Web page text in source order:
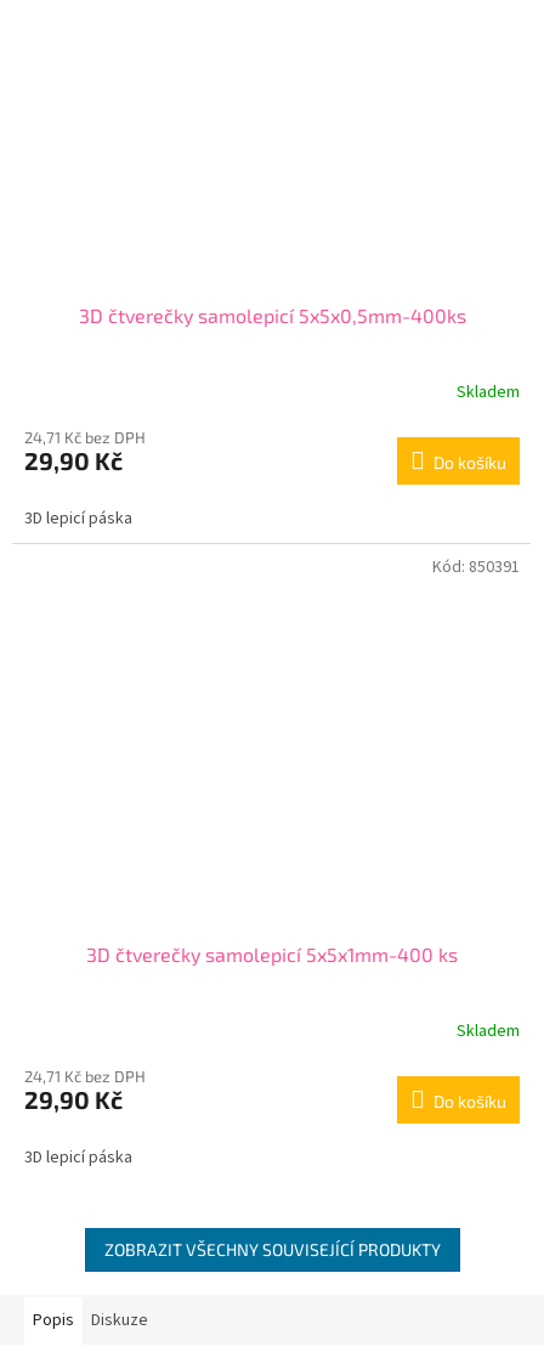
3D čtverečky samolepicí 5x5x0,5mm-400ks
Skladem
24,71 Kč bez DPH
29,90 Kč Do košíku
3D lepicí páska
3D čtverečky samolepicí 5x5x1mm-400 ks
Skladem
24,71 Kč bez DPH
29,90 Kč Do košíku
3D lepicí páska
Kód: 850391
ZOBRAZIT VŠECHNY SOUVISEJÍCÍ PRODUKTY
Popis Diskuze